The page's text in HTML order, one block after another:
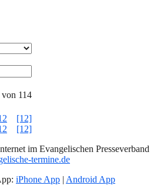
von 114
[12]
[12]
im Evangelischen Presseverband
termine.de
iPhone App | Android App